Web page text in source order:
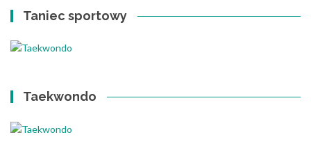
Taniec sportowy
Taekwondo